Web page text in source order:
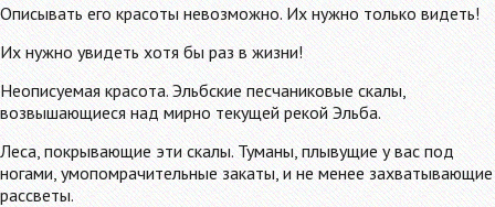
Описывать его красоты невозможно. Их нужно только видеть!
Их нужно увидеть хотя бы раз в жизни!
Неописуемая красота. Эльбские песчаниковые скалы,
возвышающиеся над мирно текущей рекой Эльба.
Леса, покрывающие эти скалы. Туманы, плывущие у вас под
ногами, умопомрачительные закаты, и не менее захватывающие
рассветы.